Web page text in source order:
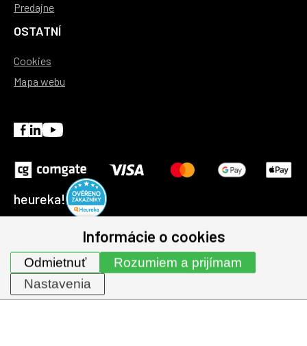
Predajne
OSTATNÍ
Cookies
Mapa webu
heureka!
© 1991-2026 | GHV Trading, spol. s r.o. všechna práva
vyhrazena.
Informácie o cookies
Rozumiem a prijímam
Odmietnuť
Nastavenia